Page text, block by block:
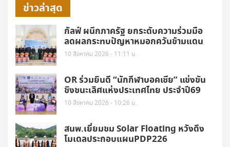
ข่าวล่าสุด
กัลฟ์ ผนึกภาครัฐ ยกระดับความร่วมมือ
ลดผลกระทบปัญหาหมอกควันข้ามแดน
10 สิงหาคม 2026 - 11:11 น.
OR ร่วมยินดี “นักกีฬาบอคเซีย” แข่งขัน
ชิงชนะเลิศแห่งประเทศไทย ประจำปี69
10 สิงหาคม 2026 - 10:26 น.
สนพ.เยี่ยมชม Solar Floating หวังดึง
โมเดลประกอบแผนPDP226